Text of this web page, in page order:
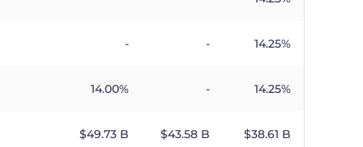
- - 14.25%
14.00% - 14.25%
$​49.73 B $​43.58 B $​38.61 B